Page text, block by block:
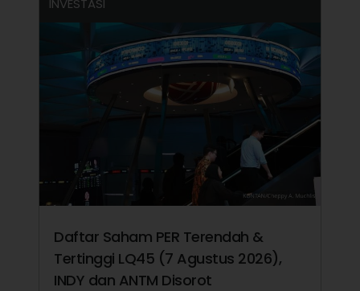
INVESTASI
Daftar Saham PER Terendah &
Tertinggi LQ45 (7 Agustus 2026),
INDY dan ANTM Disorot